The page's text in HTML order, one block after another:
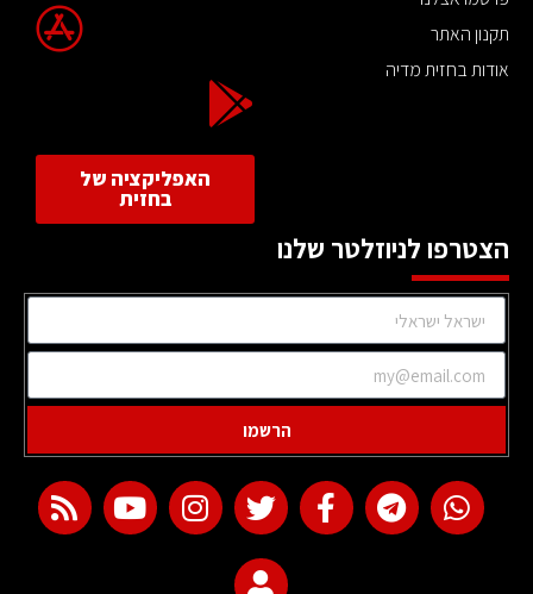
תקנון האתר
אודות בחזית מדיה
האפליקציה של
בחזית
הצטרפו לניוזלטר שלנו
הרשמו